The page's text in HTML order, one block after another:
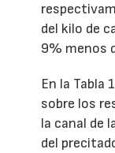
del kilo de
9% menos
En la Tabla
sobre los
la canal de
del